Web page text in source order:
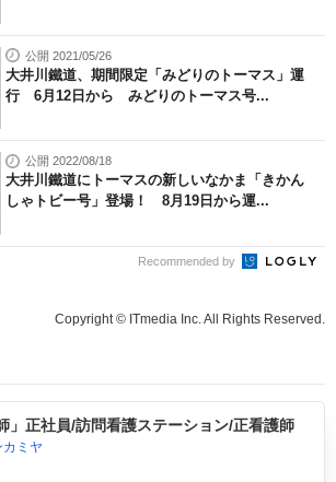
公開 2021/05/26
大井川鐵道、期間限定「みどりのトーマス」運
行 6月12日から みどりのトーマス号...
公開 2022/08/18
大井川鐵道にトーマスの新しいなかま「きかん
しゃトビー号」登場！ 8月19日から運...
Recommended by
Copyright © ITmedia Inc. All Rights Reserved.
」正社員/訪問看護ステーション/正看護師
ミヤ